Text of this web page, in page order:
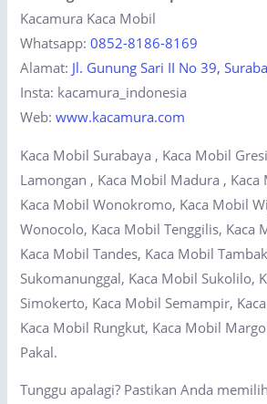
Kacamura Kaca Mobil
Whatsapp:0852-8186-8169
Alamat: Jl. Gunung Sari II No 39,
Insta: kacamura_indonesia
Web:www.kacamura.com
Kaca Mobil Surabaya , Kaca Mobil
Lamongan , Kaca Mobil Madura ,
Kaca Mobil Wonokromo, Kaca Mobil
Wonocolo, Kaca Mobil Tenggilis, Kaca
Kaca Mobil Tandes, Kaca Mobil
Sukomanunggal, Kaca Mobil Sukolilo,
Simokerto, Kaca Mobil Semampir,
Kaca Mobil Rungkut, Kaca Mobil
Pakal.
Tunggu apalagi? Pastikan Anda